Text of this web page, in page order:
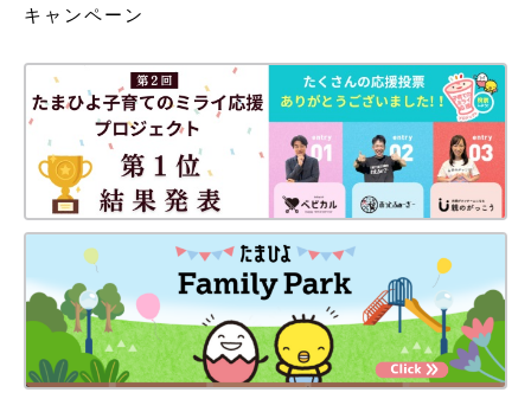
キャンペーン